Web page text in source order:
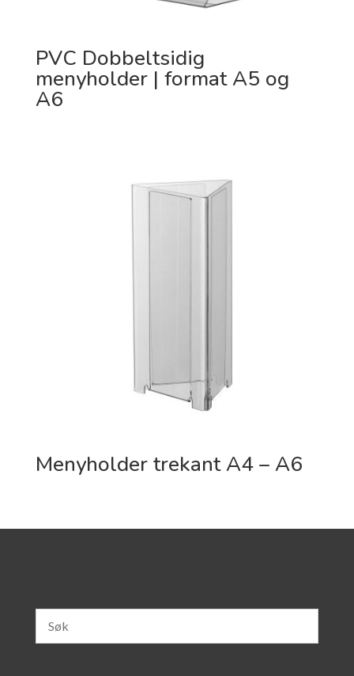
PVC Dobbeltsidig
menyholder | format A5 og
A6
Menyholder trekant A4 – A6